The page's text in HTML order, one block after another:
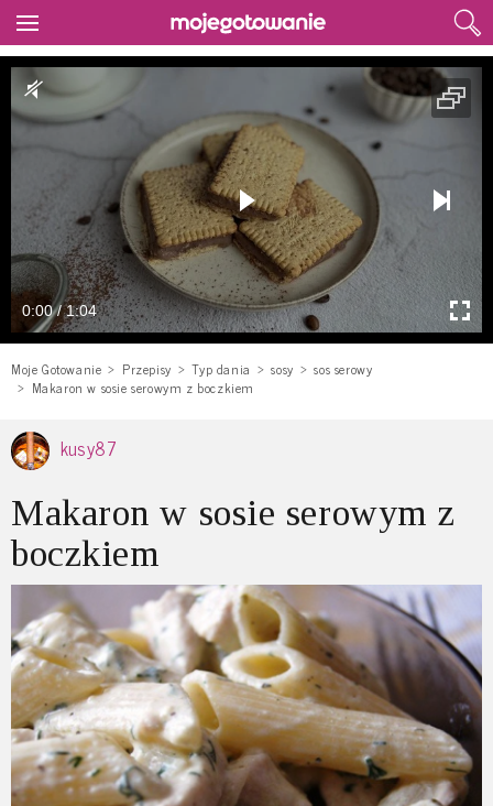
0:00 / 1:04
Moje Gotowanie Przepisy Typ dania sosy
sos serowy
Makaron w sosie serowym z boczkiem
kusy87
Makaron w sosie serowym z
boczkiem